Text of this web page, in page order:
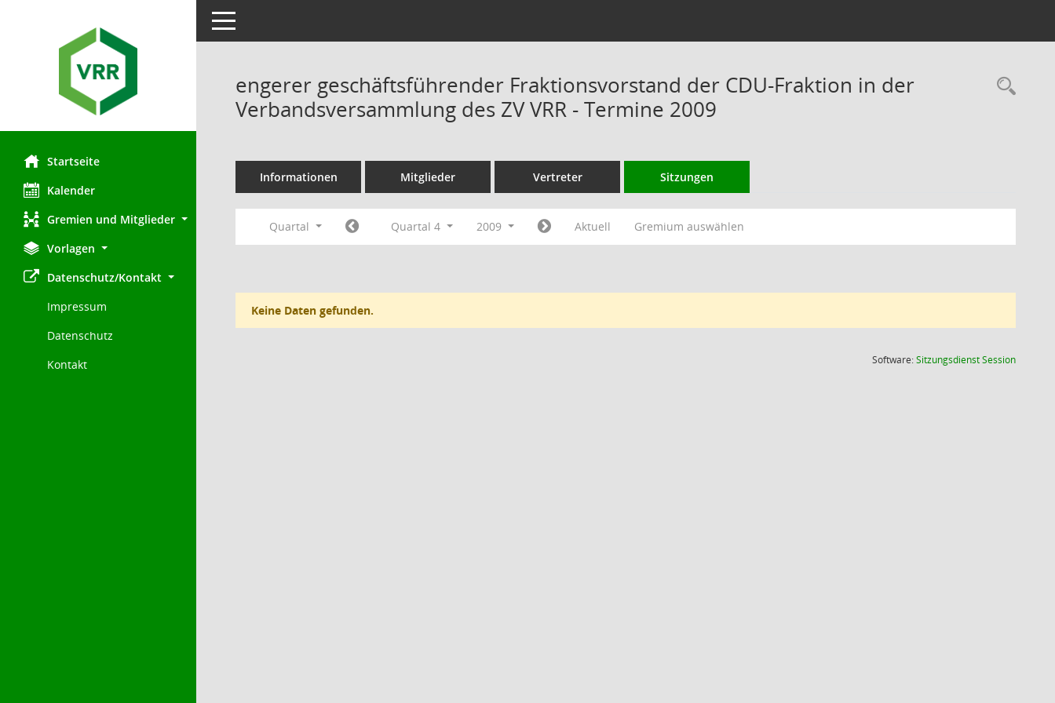
Startseite
Kalender
Gremien und Mitglieder
Vorlagen
Datenschutz/Kontakt
Impressum
Datenschutz
Kontakt
Toggle navigation
engerer geschäftsführender Fraktionsvorstand der CDU-Fraktion in der
Verbandsversammlung des ZV VRR - Termine 2009
Informationen Mitglieder Vertreter Sitzungen
Quartal Quartal 4 2009 Aktuell Gremium auswählen
Keine Daten gefunden.
Software:SitzungsdienstSession(Wird in